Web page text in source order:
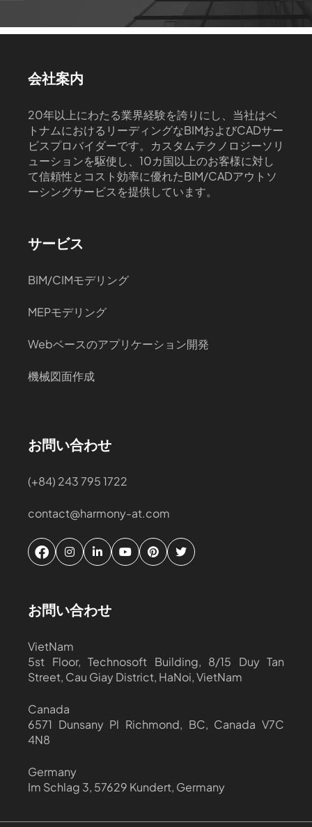
会社案内
20年以上にわたる業界経験を誇りにし、当社はベ
トナムにおけるリーディングなBIMおよびCADサー
ビスプロバイダーです。カスタムテクノロジーソリ
ューションを駆使し、10カ国以上のお客様に対し
て信頼性とコスト効率に優れたBIM/CADアウトソ
ーシングサービスを提供しています。
サービス
BIM/CIMモデリング
MEPモデリング
Webベースのアプリケーション開発
機械図面作成
お問い合わせ
(+84) 243 795 1722
contact@harmony-at.com
お問い合わせ
VietNam
5st Floor, Technosoft Building, 8/15 Duy Tan
Street, Cau Giay District, HaNoi, VietNam
Canada
6571 Dunsany Pl Richmond, BC, Canada V7C
4N8
Germany
Im Schlag 3, 57629 Kundert, Germany